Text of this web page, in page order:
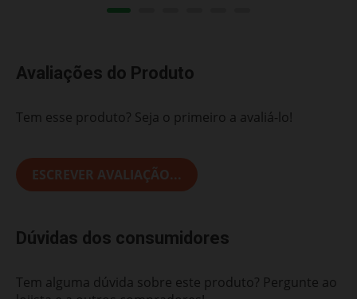
Avaliações do Produto
Tem esse produto? Seja o primeiro a avaliá-lo!
ESCREVER AVALIAÇÃO...
Dúvidas dos consumidores
Tem alguma dúvida sobre este produto? Pergunte ao